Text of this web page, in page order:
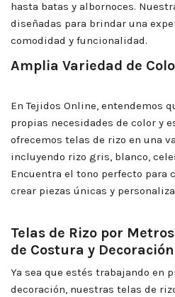
hasta batas y albornoces.
diseñadas para brindar una
comodidad y funcionalidad.
Amplia Variedad de
En Tejidos Online, entendemos
propias necesidades de color y
ofrecemos telas de rizo en una
incluyendo rizo gris, blanco,
Encuentra el tono perfecto para
crear piezas únicas y
Telas de Rizo por
de Costura y Decoración
Ya sea que estés trabajando en
decoración, nuestras telas de